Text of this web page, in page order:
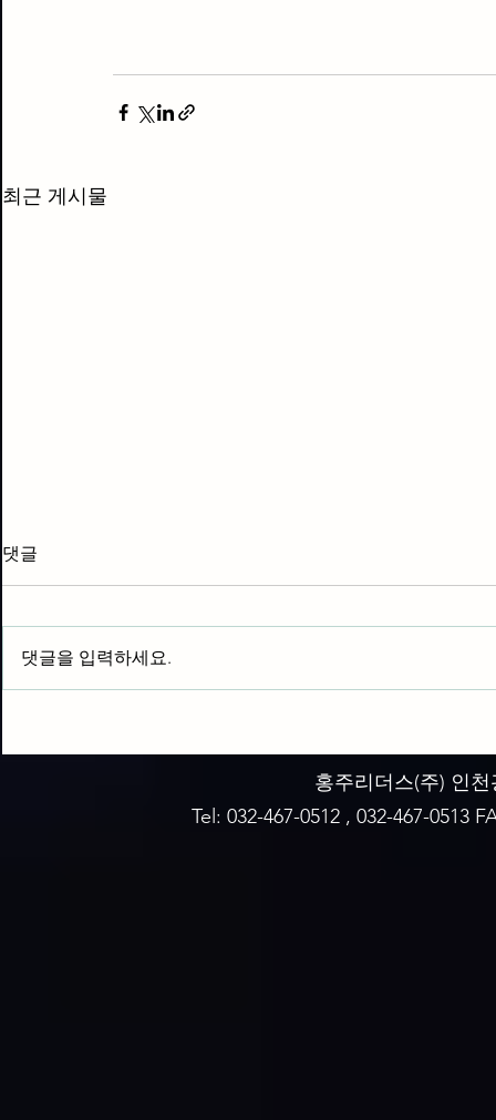
최근 게시물
HWD-2200
댓글
댓글을 입력하세요.
홍주리더스(주)​ 인
Tel: 032-467-0512 , 032-467-0513